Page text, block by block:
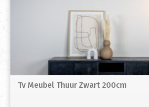
Tv Meubel Thuur Zwart 200cm